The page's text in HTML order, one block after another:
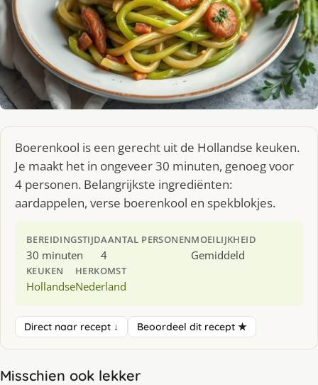
Boerenkool is een gerecht uit de Hollandse keuken.
Je maakt het in ongeveer 30 minuten, genoeg voor
4 personen. Belangrijkste ingrediënten:
aardappelen, verse boerenkool en spekblokjes.
BEREIDINGSTIJD
30 minuten
AANTAL PERSONEN
4
MOEILIJKHEID
Gemiddeld
KEUKEN
Hollandse
HERKOMST
Nederland
Direct naar recept ↓ Beoordeel dit recept ★
Misschien ook lekker